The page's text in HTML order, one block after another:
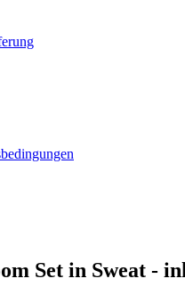
Set in Sweat -